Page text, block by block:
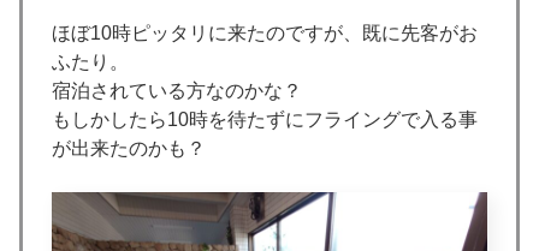
ほぼ10時ピッタリに来たのですが、既に先客がお
ふたり。
宿泊されている方なのかな？
もしかしたら10時を待たずにフライングで入る事
が出来たのかも？